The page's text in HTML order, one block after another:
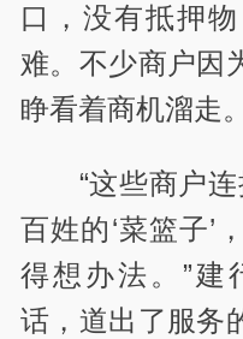
口，没有抵押
难。不少商户因
睁看着商机溜走。
“这些商户
百姓的‘菜篮子’
得想办法。”建
话，道出了服务